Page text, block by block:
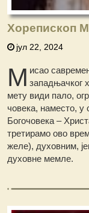
Хорепископ
јул 22, 2024
М исао
западњачког
мету види пало,
човека, наместо, у
Богочовека –
третирамо ово
желе), духовним,
духовне мемле.